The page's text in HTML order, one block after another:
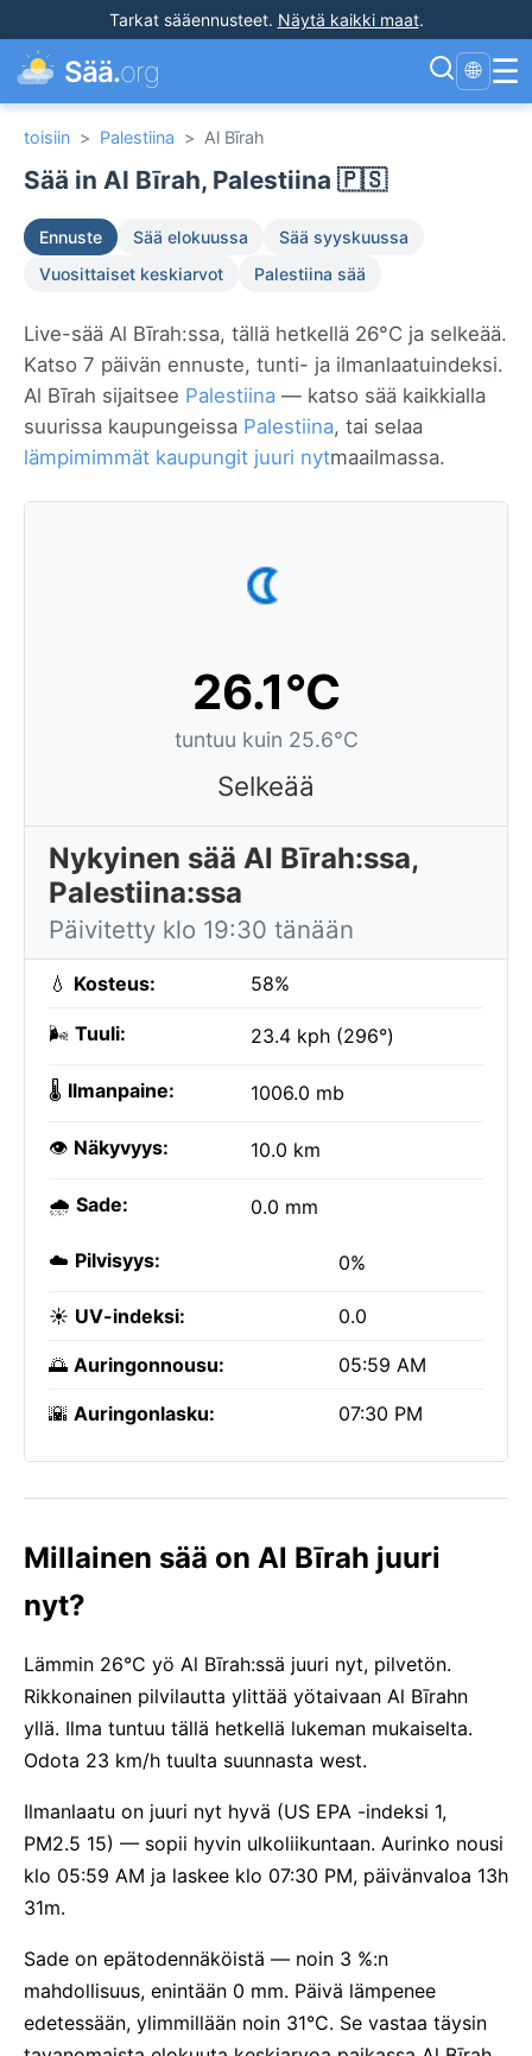
Tarkat sääennusteet. Näytä kaikki maat.
Sää.org 🌐 ☰
toisiin > Palestiina > Al Bīrah
Sää in Al Bīrah, Palestiina 🇵🇸
Ennuste Sää elokuussa
Sää syyskuussa
Vuosittaiset keskiarvot
Palestiina sää
Live-sää Al Bīrah:ssa, tällä hetkellä 26°C ja selkeää.
Katso 7 päivän ennuste, tunti- ja ilmanlaatuindeksi.
Al Bīrah sijaitsee Palestiina — katso sää kaikkialla
suurissa kaupungeissa Palestiina, tai selaa
lämpimimmät kaupungit juuri nytmaailmassa.
26.1°C
tuntuu kuin 25.6°C
Selkeää
Nykyinen sää Al Bīrah:ssa,
Palestiina:ssa
Päivitetty klo 19:30 tänään
💧 Kosteus: 58%
🌬️ Tuuli: 23.4 kph (296°)
🌡️ Ilmanpaine: 1006.0 mb
👁️ Näkyvyys: 10.0 km
🌧️ Sade: 0.0 mm
☁️ Pilvisyys: 0%
☀️ UV-indeksi: 0.0
🌅 Auringonnousu: 05:59 AM
🌇 Auringonlasku: 07:30 PM
Millainen sää on Al Bīrah juuri
nyt?
Lämmin 26°C yö Al Bīrah:ssä juuri nyt, pilvetön.
Rikkonainen pilvilautta ylittää yötaivaan Al Bīrahn
yllä. Ilma tuntuu tällä hetkellä lukeman mukaiselta.
Odota 23 km/h tuulta suunnasta west.
Ilmanlaatu on juuri nyt hyvä (US EPA -indeksi 1,
PM2.5 15) — sopii hyvin ulkoliikuntaan. Aurinko nousi
klo 05:59 AM ja laskee klo 07:30 PM, päivänvaloa 13h
31m.
Sade on epätodennäköistä — noin 3 %:n
mahdollisuus, enintään 0 mm. Päivä lämpenee
edetessään, ylimmillään noin 31°C. Se vastaa täysin